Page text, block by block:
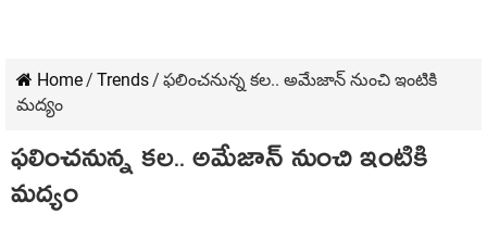
Home/ Trends/ ఫలించనున్న కల.. అమేజాన్‌ నుంచి ఇంటికి
మద్యం
ఫలించనున్న కల.. అమేజాన్‌ నుంచి ఇంటికి
మద్యం